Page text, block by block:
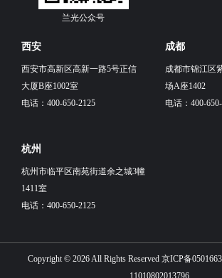
兰光公众号
西安
西安市高新区高新一路5号正信
大厦B座1002室
电话：400-650-2125
成都
成都市锦江区
场A座1402
电话：400-
杭州
杭州市临平区南苑街道余之城3幢
1411室
电话：400-650-2125
Copyright © 2026 All Rights Reserved 京ICP备
11010802013796